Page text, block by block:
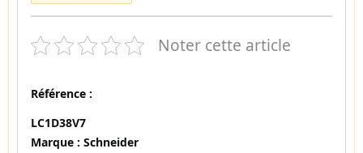
Noter cette article
Référence :
LC1D38V7
Marque : Schneider